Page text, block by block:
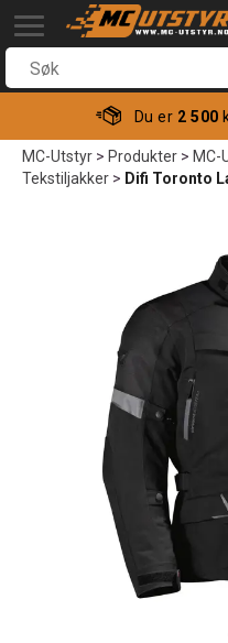
Du er 2 500
MC-Utstyr>Produkter>MC-
Tekstiljakker> Difi Toronto